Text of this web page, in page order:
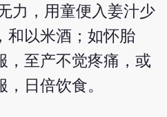
力，用童便入姜汁少
和以米酒；如怀胎
，至产不觉疼痛，或
日倍饮食。